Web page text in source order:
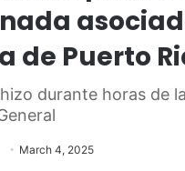
de Puerto
durante horas de
March 4, 2025